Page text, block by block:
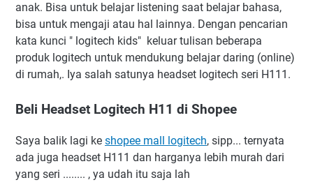
anak. Bisa untuk belajar listening saat belajar bahasa,
bisa untuk mengaji atau hal lainnya. Dengan pencarian
kata kunci " logitech kids" keluar tulisan beberapa
produk logitech untuk mendukung belajar daring (online)
di rumah,. Iya salah satunya headset logitech seri H111.
Beli Headset Logitech H11 di Shopee
Saya balik lagi ke shopee mall logitech, sipp... ternyata
ada juga headset H111 dan harganya lebih murah dari
yang seri ........ , ya udah itu saja lah